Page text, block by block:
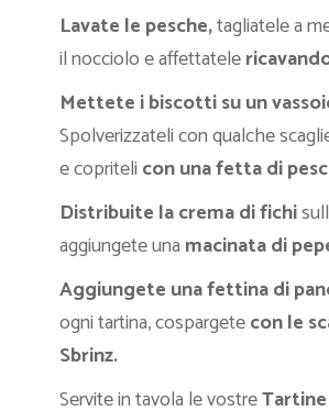
Lavate le pesche,tagliatele a
il nocciolo e affettatele
Mettete i biscotti su un
Spolverizzateli con qualche
e copriteli con una fetta di
Distribuite la crema di fichi
aggiungete una macinata di
Aggiungete una fettina di
ogni tartina, cospargetecon le
Sbrinz.
Servite in tavola le vostre